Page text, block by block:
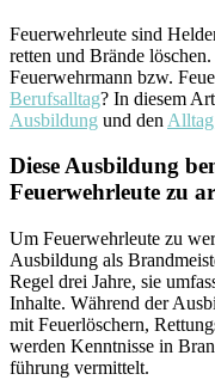
Feuerwehrleute sind
retten und Brände
Feuerwehrmann bzw.
Berufsalltag? In diesem
Ausbildung und den Alltag
Diese Ausbildung
Feuerwehrleute zu
Um Feuerwehrleute zu
Ausbildung als
Regel drei Jahre, sie
Inhalte. Während der
mit Feuerlöschern,
werden Kenntnisse in
führung vermittelt.